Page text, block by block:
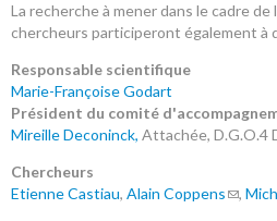
La recherche à mener dans le cadre
chercheurs participeront également à
Responsable scientifique
Marie-Françoise Godart
Président du comité
Mireille Deconinck, Attachée, D.G.O.4
Chercheurs
Etienne Castiau, Alain Coppens ,